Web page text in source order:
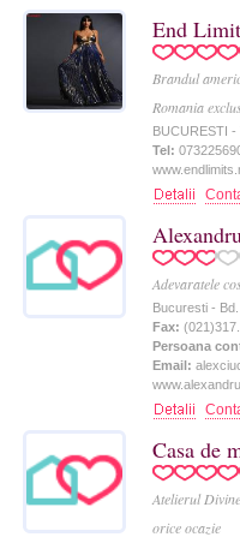
End
Brandul
Romania
BUCURESTI
Tel:
Adevaratele
Bucuresti -
Fax:
Persoana
Email:
Casa de
Atelierul
orice ocazie